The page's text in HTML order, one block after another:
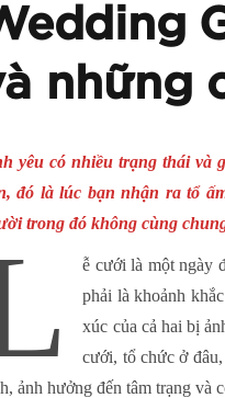
những
yêu có nhiều trạng thái và
đó là lúc bạn nhận ra tổ
trong đó không cùng
ễ cưới là một ngày
phải là khoảnh
xúc của cả hai bị
cưới, tổ chức ở
ảnh hưởng đến tâm trạng và